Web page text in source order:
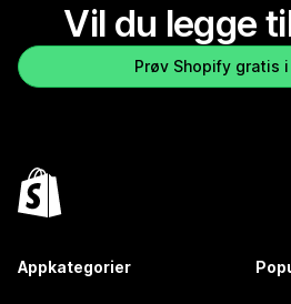
Vil du legge
Prøv Shopify gratis
Appkategorier